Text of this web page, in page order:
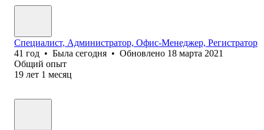
Специалист, Администратор, Офис-Менеджер, Регистратор
41 год • Была сегодня • Обновлено 18 марта 2021
Общий опыт
19 лет 1 месяц